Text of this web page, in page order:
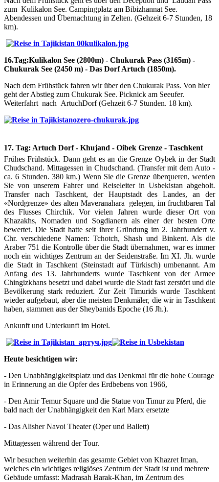
zum Kulikalon See. Campingplatz am Bibizhannat See.
Abendessen und Übernachtung in Zelten. (Gehzeit 6-7 Stunden, 18
km).
16.Tag:Kulikalon See (2800m) - Chukurak Pass (3165m) -
Chukurak See (2450 m) - Das Dorf Artuch (1850m).
Nach dem Frühstück fahren wir über den Chukurak Pass. Von hier
geht der Abstieg zum Chukurak See. Picknick am Seeufer.
Weiterfahrt nach ArtuchDorf (Gehzeit 6-7 Stunden. 18 km).
17. Tag: Artuch Dorf - Khujand - Oibek Grenze - Taschkent
Frühes Frühstück. Dann geht es an die Grenze Oybek in der Stadt
Chudschand. Mittagessen in Chudschand. (Transfer mit dem Auto -
ca. 6 Stunden. 380 km.) Wenn Sie die Grenze überqueren, werden
Sie von unserem Fahrer und Reiseleiter in Usbekistan abgeholt.
Transfer nach Taschkent, der Hauptstadt des Landes, an der
«Nordgrenze» des alten Maveranahara gelegen, im fruchtbaren Tal
des Flusses Chirchik. Vor vielen Jahren wurde dieser Ort von
Khazakhs, Nomaden und Sogdianern als einer der besten Orte
bewertet. Die Stadt hatte seit ihrer Gründung im 2. Jahrhundert v.
Chr. verschiedene Namen: Tchotch, Shash und Binkent. Als die
Araber 751 die Kontrolle über die Stadt übernahmen, war es immer
noch ein wichtiges Zentrum an der Seidenstraße. Im XI. Jh. wurde
die Stadt in Taschkent (Steinstadt auf Türkisch) umbenannt. Am
Anfang des 13. Jahrhunderts wurde Taschkent von der Armee
Chingizkhans besetzt und dabei wurde die Stadt fast zerstört und die
Bevölkerung stark reduziert. Zur Zeit Timurids wurde Taschkent
wieder aufgebaut, aber die meisten Denkmäler, die wir in Taschkent
haben, stammen aus der Sheybanids Epoche (16 Jh.).
Ankunft und Unterkunft im Hotel.
Heute besichtigen wir:
- Den Unabhängigkeitsplatz und das Denkmal für die hohe Courage
in Erinnerung an die Opfer des Erdbebens von 1966,
- Den Amir Temur Square und die Statue von Timur zu Pferd, die
bald nach der Unabhängigkeit den Karl Marx ersetzte
- Das Alisher Navoi Theater (Oper und Ballett)
Mittagessen während der Tour.
Wir besuchen weiterhin das gesamte Gebiet von Khazret Iman,
welches ein wichtiges religiöses Zentrum der Stadt ist und mehrere
Gebäude umfasst: Madrasah Barak-Khan, im Zentrum des